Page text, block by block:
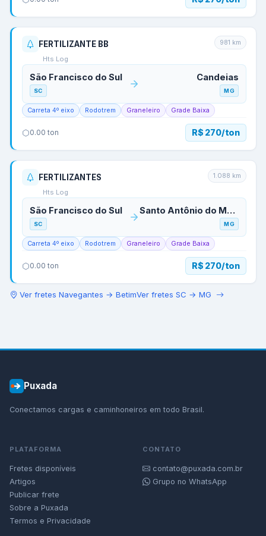
FERTILIZANTE BB
Hts Log
981 km
São Francisco do Sul
SC
Candeias
MG
Carreta 4º eixo Rodotrem Graneleiro Grade Baixa
0.00 ton R$ 270/ton
FERTILIZANTES
Hts Log
1.088 km
São Francisco do Sul
SC
Santo Antônio do Monte
MG
Carreta 4º eixo Rodotrem Graneleiro Grade Baixa
0.00 ton R$ 270/ton
Ver fretes Navegantes → BetimVer fretes SC → MG
Puxada
Conectamos cargas e caminhoneiros em todo Brasil.
PLATAFORMA
Fretes disponíveis
Artigos
Publicar frete
Sobre a Puxada
Termos e Privacidade
CONTATO
contato@puxada.com.br
Grupo no WhatsApp